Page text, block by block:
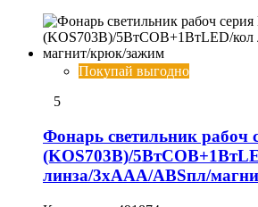
Покупай выгодно
5
Фонарь светильник
(KOS703B)/
линза/3xAAА/ABSпл/